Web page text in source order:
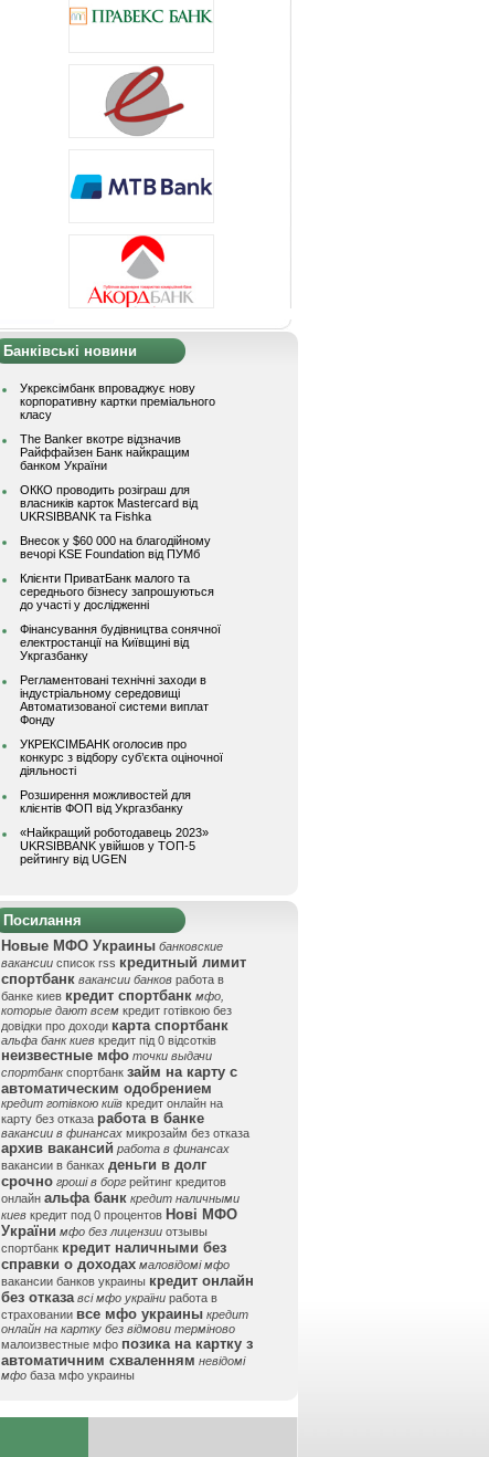
Банківські новини
Укрексімбанк впроваджує нову
корпоративну картки преміального
класу
The Banker вкотре відзначив
Райффайзен Банк найкращим
банком України
ОККО проводить розіграш для
власників карток Mastercard від
UKRSIBBANK та Fishka
Внесок у $60 000 на благодійному
вечорі KSE Foundation від ПУМб
Клієнти ПриватБанк малого та
середнього бізнесу запрошуються
до участі у дослідженні
Фінансування будівництва сонячної
електростанції на Київщині від
Укргазбанку
Регламентовані технічні заходи в
індустріальному середовищі
Автоматизованої системи виплат
Фонду
УКРЕКСІМБАНК оголосив про
конкурс з відбору суб’єкта оціночної
діяльності
Розширення можливостей для
клієнтів ФОП від Укргазбанку
«Найкращий роботодавець 2023»
UKRSIBBANK увійшов у ТОП-5
рейтингу від UGEN
Посилання
Новые МФО Украины банковские
вакансии список rss кредитный лимит
спортбанк вакансии банков работа в
банке киев кредит спортбанк мфо,
которые дают всем кредит готівкою без
довідки про доходи карта спортбанк
альфа банк киев кредит під 0 відсотків
неизвестные мфо точки выдачи
спортбанк спортбанк займ на карту с
автоматическим одобрением
кредит готівкою київ кредит онлайн на
карту без отказа работа в банке
вакансии в финансах микрозайм без отказа
архив вакансий работа в финансах
вакансии в банках деньги в долг
срочно гроші в борг рейтинг кредитов
онлайн альфа банк кредит наличными
киев кредит под 0 процентов Нові МФО
України мфо без лицензии отзывы
спортбанк кредит наличными без
справки о доходах маловідомі мфо
вакансии банков украины кредит онлайн
без отказа всі мфо україни работа в
страховании все мфо украины кредит
онлайн на картку без відмови терміново
малоизвестные мфо позика на картку з
автоматичним схваленням невідомі
мфо база мфо украины